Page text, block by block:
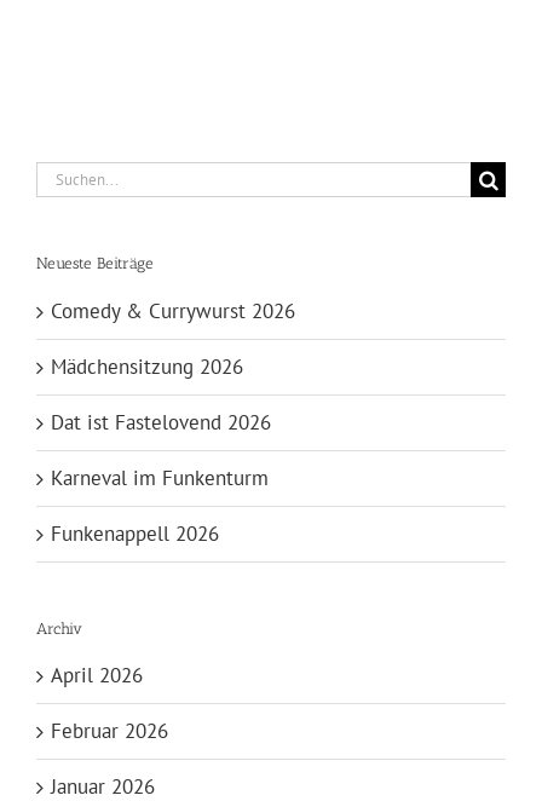
Suche
nach:
Neueste Beiträge
Comedy & Currywurst 2026
Mädchensitzung 2026
Dat ist Fastelovend 2026
Karneval im Funkenturm
Funkenappell 2026
Archiv
April 2026
Februar 2026
Januar 2026